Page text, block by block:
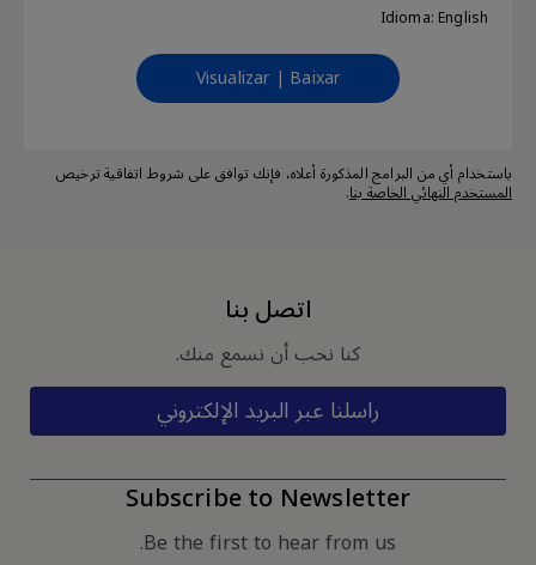
Idioma: English
Visualizar | Baixar
باستخدام أي من البرامج المذكورة أعلاه، فإنك توافق على شروط اتفاقية ترخيص
المستخدم النهائي الخاصة بنا.
اتصل بنا
كنا نحب أن نسمع منك.
راسلنا عبر البريد الإلكتروني
Subscribe to Newsletter
Be the first to hear from us.